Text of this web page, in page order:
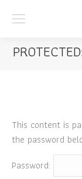
This content is
the password
Password: